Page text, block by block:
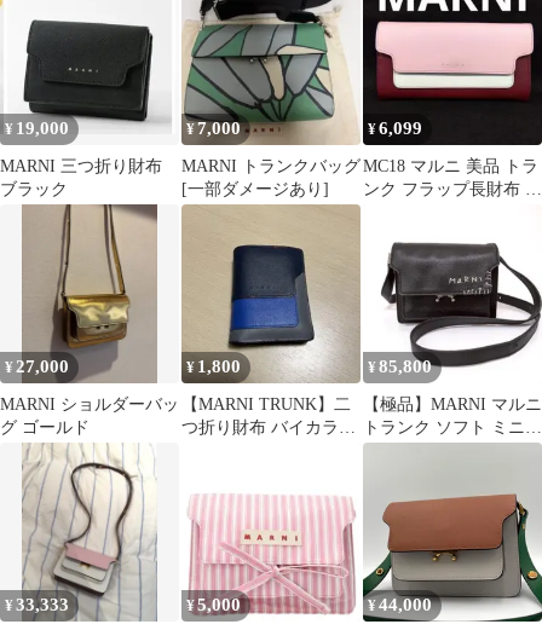
¥ 19,000
MARNI 三つ折り財布
ブラック
¥7,000
MARNI トランクバッグ
[一部ダメージあり]
¥6,099
MC18 マルニ 美品 トラ
ンク フラップ長財布 ゴ
¥ 27,000
MARNI ショルダーバッ
グ ゴールド
¥ 1,800
【MARNI TRUNK】二
つ折り財布 バイカラー
¥ 85,800
【極品】MARNI マルニ
トランク ソフト ミニ
ショルダーバッグ レザ
¥33,333 ¥5,000 ¥44,000